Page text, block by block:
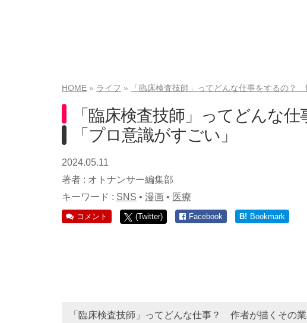
HOME ライフ 「臨床検査技師」ってどんな仕事をするの？
「臨床検査技師」ってどんな
「プロ意識がすごい」
2024.05.11
著者 : オトナンサー編集部
キーワード : SNS • 漫画 • 医療
コメント (Twitter) Facebook B! Bookmark
「臨床検査技師」ってどんな仕事？ 作者が描くその